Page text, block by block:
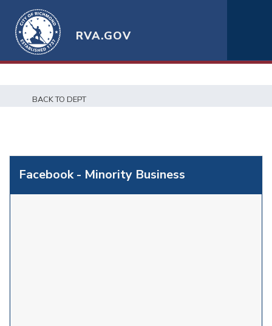
RVA.GOV
BACK TO DEPT
Facebook - Minority Business